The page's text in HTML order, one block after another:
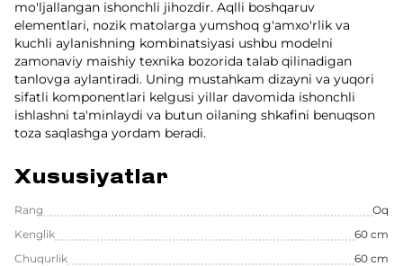
mo'ljallangan ishonchli jihozdir. Aqlli boshqaruv
elementlari, nozik matolarga yumshoq g'amxo'rlik va
kuchli aylanishning kombinatsiyasi ushbu modelni
zamonaviy maishiy texnika bozorida talab qilinadigan
tanlovga aylantiradi. Uning mustahkam dizayni va yuqori
sifatli komponentlari kelgusi yillar davomida ishonchli
ishlashni ta'minlaydi va butun oilaning shkafini benuqson
toza saqlashga yordam beradi.
Xususiyatlar
Rang
Oq
Kenglik
60 cm
Chuqurlik
60 cm